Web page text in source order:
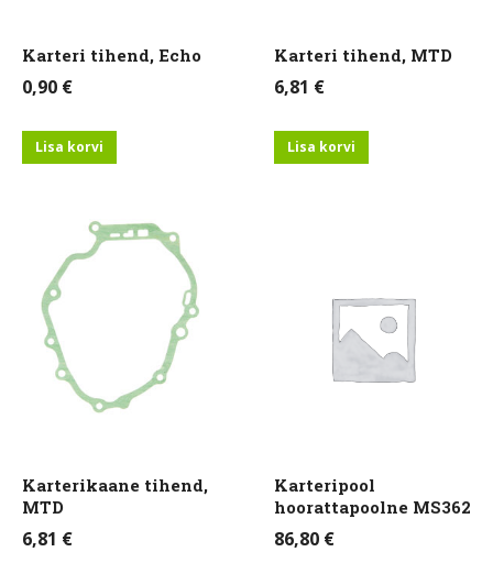
Karteri tihend, Echo
0,90 €
Lisa korvi
Karteri tihend, MTD
6,81 €
Lisa korvi
Karterikaane tihend,
MTD
6,81 €
Karteripool
hoorattapoolne MS362
86,80 €